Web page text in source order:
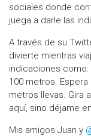
sociales donde
juega a darle las
A través de su
divierte mientras
indicaciones como:
100 metros.
metros llevas. Gira
aquí, sino déjame
Mis amigos Juan y